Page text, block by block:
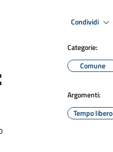
Condividi
Categorie:
Comune
Argomenti:
Tempo libero